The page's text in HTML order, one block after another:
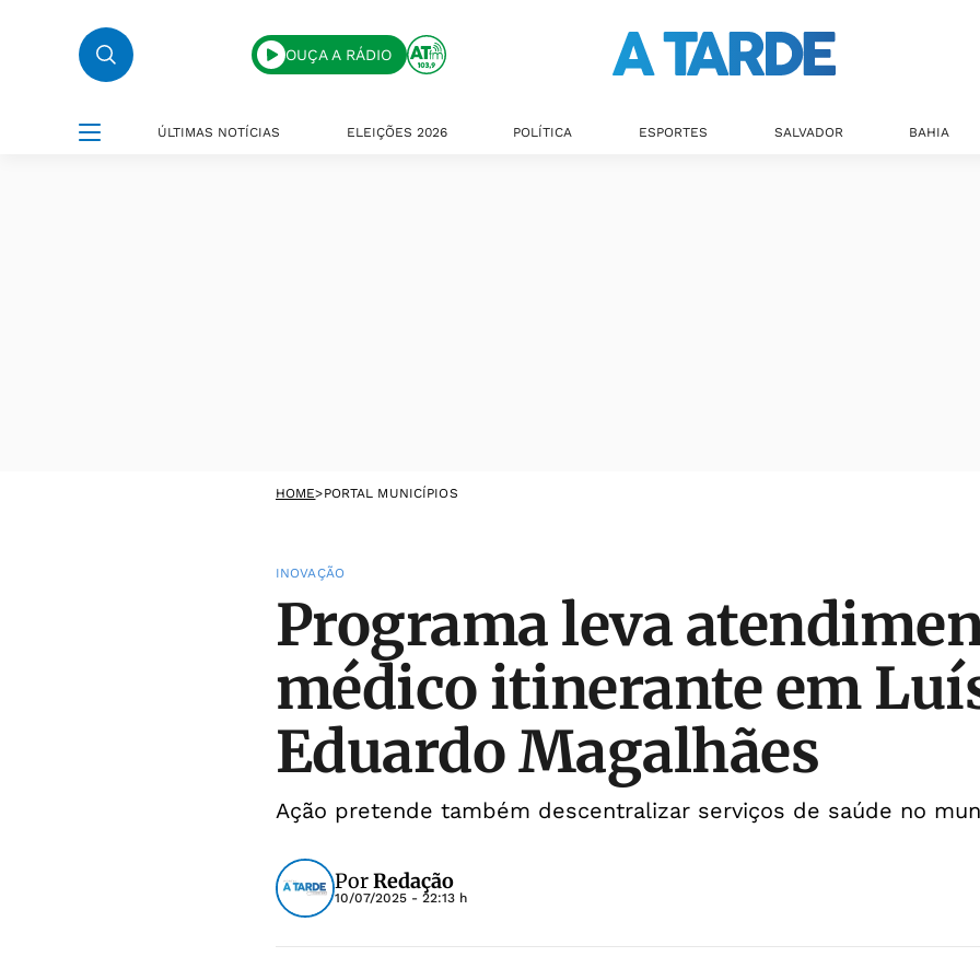
OUÇA A RÁDIO
ÚLTIMAS NOTÍCIAS ELEIÇÕES 2026 POLÍTICA ESPORTES SALVADOR BAHIA
HOME>PORTAL MUNICÍPIOS
INOVAÇÃO
Programa leva
médico itinerante em
Eduardo Magalhães
Ação pretende também descentralizar serviços de saúde no
PorRedação
10/07/2025 - 22:13 h